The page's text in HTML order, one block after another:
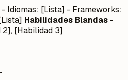
- Idiomas: [Lista] - Frameworks:
Habilidades Blandas -
2], [Habilidad 3]